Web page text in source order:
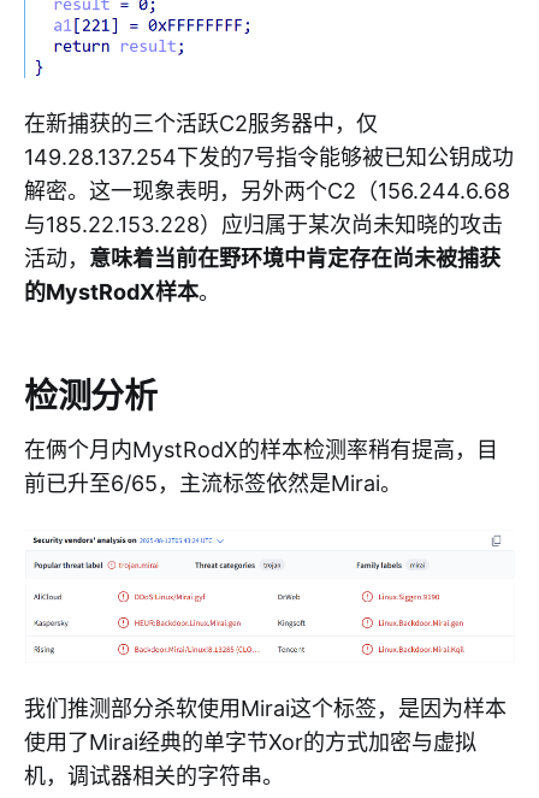
在新捕获的三个活跃C2服务器中，仅
149.28.137.254下发的7号指令能够被已知公钥成功
解密。这一现象表明，另外两个C2（156.244.6.68
与185.22.153.228）应归属于某次尚未知晓的攻击
活动， 意味着当前在野环境中肯定存在尚未被捕获
的MystRodX样本。
检测分析
在俩个月内MystRodX的样本检测率稍有提高，目
前已升至6/65，主流标签依然是Mirai。
我们推测部分杀软使用Mirai这个标签，是因为样本
使用了Mirai经典的单字节Xor的方式加密与虚拟
机，调试器相关的字符串。